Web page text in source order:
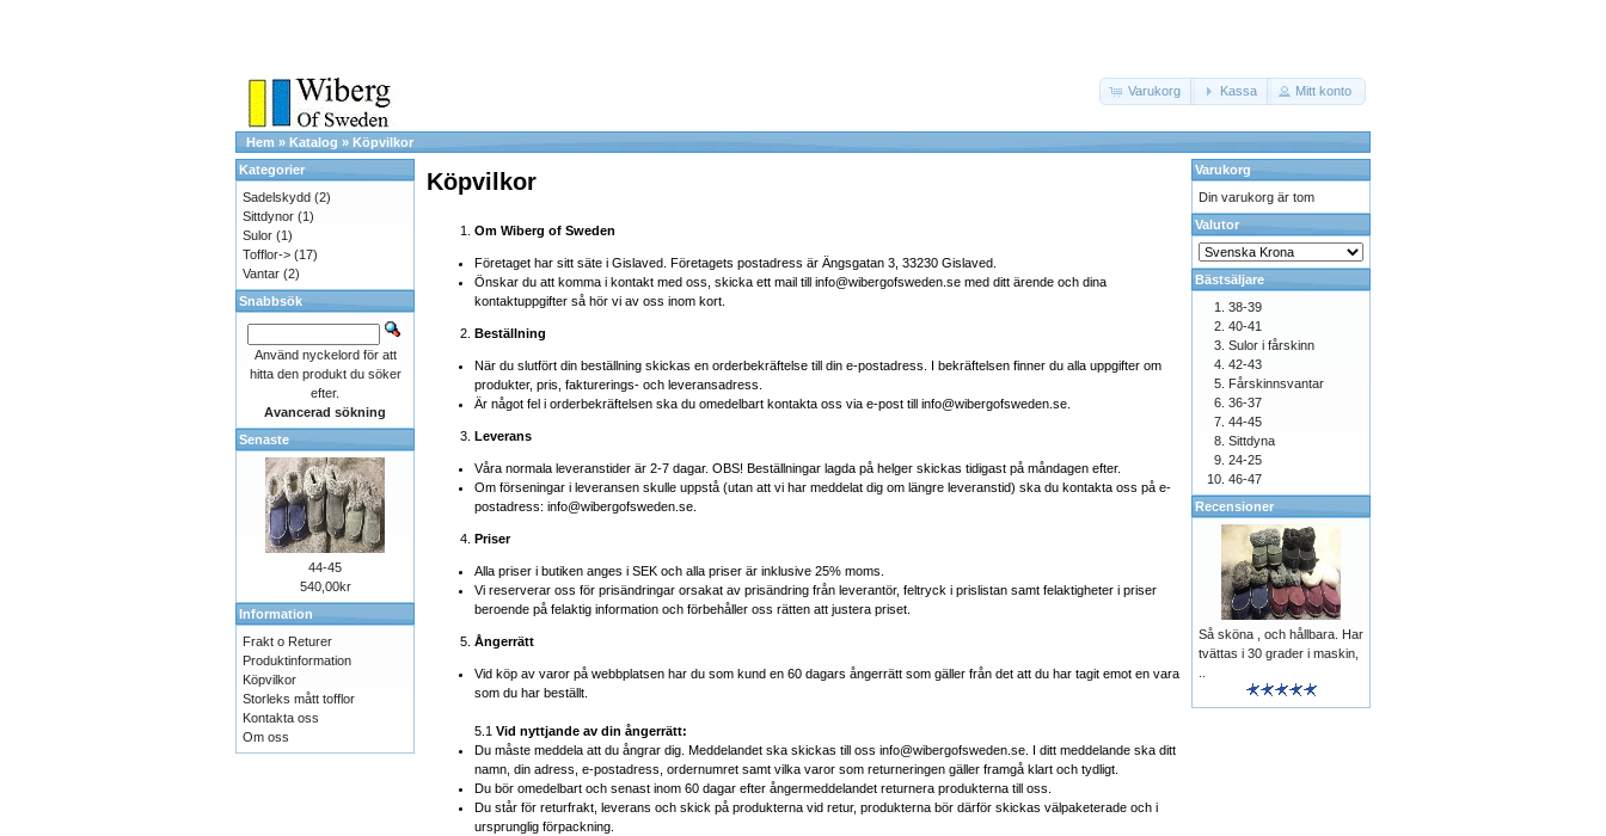
Varukorg Kassa Mitt konto
Hem » Katalog » Köpvilkor
Köpvilkor
Om Wiberg of Sweden
Företaget har sitt säte i Gislaved. Företagets postadress är Ängsgatan 3, 33230 Gislaved.
Önskar du att komma i kontakt med oss, skicka ett mail till info@wibergofsweden.se med ditt ärende och dina
kontaktuppgifter så hör vi av oss inom kort.
Beställning
När du slutfört din beställning skickas en orderbekräftelse till din e-postadress. I bekräftelsen finner du alla uppgifter om
produkter, pris, fakturerings- och leveransadress.
Är något fel i orderbekräftelsen ska du omedelbart kontakta oss via e-post till info@wibergofsweden.se.
Leverans
Våra normala leveranstider är 2-7 dagar. OBS! Beställningar lagda på helger skickas tidigast på måndagen efter.
Om förseningar i leveransen skulle uppstå (utan att vi har meddelat dig om längre leveranstid) ska du kontakta oss på e-
postadress: info@wibergofsweden.se.
Priser
Alla priser i butiken anges i SEK och alla priser är inklusive 25% moms.
Vi reserverar oss för prisändringar orsakat av prisändring från leverantör, feltryck i prislistan samt felaktigheter i priser
beroende på felaktig information och förbehåller oss rätten att justera priset.
Ångerrätt
Vid köp av varor på webbplatsen har du som kund en 60 dagars ångerrätt som gäller från det att du har tagit emot en vara
som du har beställt.
5.1 Vid nyttjande av din ångerrätt:
Du måste meddela att du ångrar dig. Meddelandet ska skickas till oss info@wibergofsweden.se. I ditt meddelande ska ditt
namn, din adress, e-postadress, ordernumret samt vilka varor som returneringen gäller framgå klart och tydligt.
Du bör omedelbart och senast inom 60 dagar efter ångermeddelandet returnera produkterna till oss.
Du står för returfrakt, leverans och skick på produkterna vid retur, produkterna bör därför skickas välpaketerade och i
ursprunglig förpackning.
Kategorier
Sadelskydd (2)
Sittdynor (1)
Sulor (1)
Tofflor-> (17)
Vantar (2)
Snabbsök
Använd nyckelord för att
hitta den produkt du söker
efter.
Avancerad sökning
Senaste
44-45
540,00kr
Information
Frakt o Returer
Produktinformation
Köpvilkor
Storleks mått tofflor
Kontakta oss
Om oss
Varukorg
Din varukorg är tom
Valutor
Bästsäljare
38-39
40-41
Sulor i fårskinn
42-43
Fårskinnsvantar
36-37
44-45
Sittdyna
24-25
46-47
Recensioner
Så sköna , och hållbara. Har
tvättas i 30 grader i maskin,